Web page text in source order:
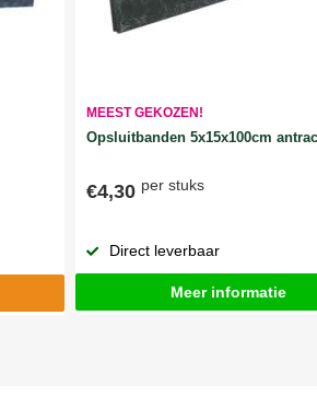
MEEST GEKOZEN!
Opsluitbanden 5x15x100cm
€4,30 per stuks
Direct leverbaar
Meer informatie